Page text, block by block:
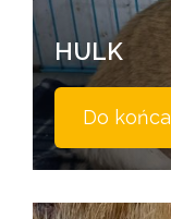
HULK
Do końca